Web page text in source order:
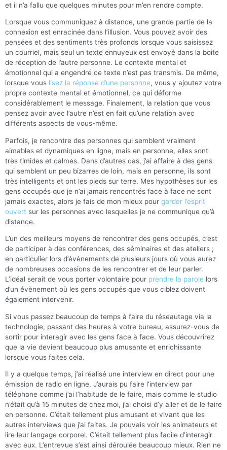
et il n’a fallu que quelques minutes pour m’en rendre compte.
Lorsque vous communiquez à distance, une grande partie de la
connexion est enracinée dans l’illusion. Vous pouvez avoir des
pensées et des sentiments très profonds lorsque vous saisissez
un courriel, mais seul un texte ennuyeux est envoyé dans la boite
de réception de l’autre personne. Le contexte mental et
émotionnel qui a engendré ce texte n’est pas transmis. De même,
lorsque vous lisez la réponse d’une personne, vous y ajoutez votre
propre contexte mental et émotionnel, ce qui déforme
considérablement le message. Finalement, la relation que vous
pensez avoir avec l’autre n’est en fait qu’une relation avec
différents aspects de vous-même.
Parfois, je rencontre des personnes qui semblent vraiment
aimables et dynamiques en ligne, mais en personne, elles sont
très timides et calmes. Dans d’autres cas, j’ai affaire à des gens
qui semblent un peu bizarres de loin, mais en personne, ils sont
très intelligents et ont les pieds sur terre. Mes hypothèses sur les
gens occupés que je n’ai jamais rencontrés face à face ne sont
jamais exactes, alors je fais de mon mieux pour garder l’esprit
ouvert sur les personnes avec lesquelles je ne communique qu’à
distance.
L’un des meilleurs moyens de rencontrer des gens occupés, c’est
de participer à des conférences, des séminaires et des ateliers ;
en particulier lors d’évènements de plusieurs jours où vous aurez
de nombreuses occasions de les rencontrer et de leur parler.
L’idéal serait de vous porter volontaire pour prendre la parole lors
d’un évènement où les gens occupés que vous ciblez doivent
également intervenir.
Si vous passez beaucoup de temps à faire du réseautage via la
technologie, passant des heures à votre bureau, assurez-vous de
sortir pour interagir avec les gens face à face. Vous découvrirez
que la vie devient beaucoup plus amusante et enrichissante
lorsque vous faites cela.
Il y a quelque temps, j’ai réalisé une interview en direct pour une
émission de radio en ligne. J’aurais pu faire l’interview par
téléphone comme j’ai l’habitude de le faire, mais comme le studio
n’était qu’à 15 minutes de chez moi, j’ai choisi d’y aller et de le faire
en personne. C’était tellement plus amusant et vivant que les
autres interviews que j’ai faites. Je pouvais voir les animateurs et
lire leur langage corporel. C’était tellement plus facile d’interagir
avec eux. L’entrevue s’est ainsi déroulée beaucoup mieux. Rien ne